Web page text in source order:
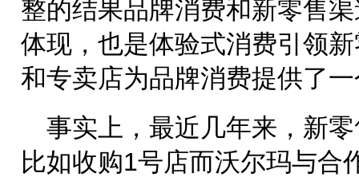
整的结果品牌消费和新零售
体现，也是体验式消费引领
和专卖店为品牌消费提供了
事实上，最近几年来，新
比如收购1号店而沃尔玛与合